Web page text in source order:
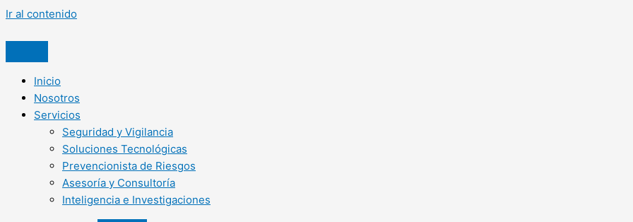
Ir al contenido
Inicio
Nosotros
Servicios
Seguridad y Vigilancia
Soluciones Tecnológicas
Prevencionista de Riesgos
Asesoría y Consultoría
Inteligencia e Investigaciones